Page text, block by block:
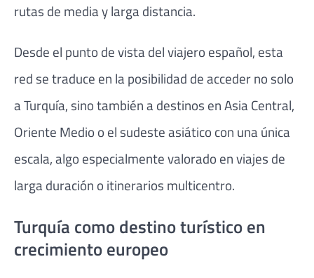
rutas de media y larga distancia.
Desde el punto de vista del viajero español, esta
red se traduce en la posibilidad de acceder no solo
a Turquía, sino también a destinos en Asia Central,
Oriente Medio o el sudeste asiático con una única
escala, algo especialmente valorado en viajes de
larga duración o itinerarios multicentro.
Turquía como destino turístico en
crecimiento europeo